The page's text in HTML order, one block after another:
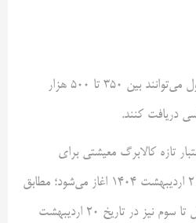
در مرحله تازه، خانوارهای مشمول می‌توانند بین ۳۵۰ تا ۵۰۰ هزار
دریافت کنند.
تازه کالابرگ معیشتی برای
خانوارهای یارانه‌بگیر از جمعه ۲۱ اردیبهشت ۱۴۰۴ اغاز می‌شود؛ مطابق
روال اسبق، یارانه دهک‌های اول تا سوم نیز در تاریخ ۲۰ اردیبهشت